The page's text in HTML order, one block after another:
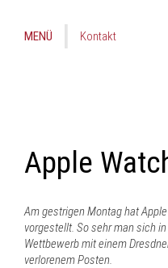
MENÜ Kontakt
Apple
Am gestrigen Montag hat
vorgestellt. So sehr man sich
Wettbewerb mit einem
verlorenem Posten.